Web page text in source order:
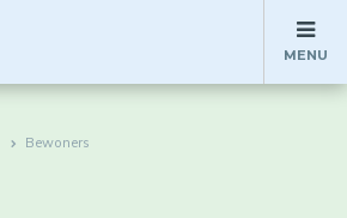
MENU
Bewoners